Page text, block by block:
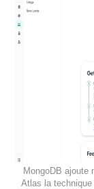
MongoDB ajoute
Atlas la